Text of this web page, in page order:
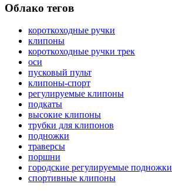
Облако тегов
короткоходные ручки
клипоны
короткоходные ручки трек
оси
пусковый пульт
клипоны-спорт
регулируемые клипоны
подкаты
высокие клипоны
трубки для клипонов
подножки
траверсы
поршни
городские регулируемые подножки
спортивные клипоны